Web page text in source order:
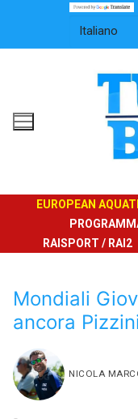
contenuto
EUROPEAN
RAISPORT / RAI2
Mondiali
ancora
NICOLA